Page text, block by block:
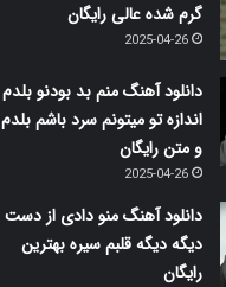
گرم شده عالی رایگان
2025-04-26
دانلود آهنگ منم بد بودنو بلدم
اندازه تو میتونم سرد باشم بلدم
و متن رایگان
2025-04-26
دانلود آهنگ منو دادی از دست
دیگه دیگه قلبم سیره بهترین
رایگان